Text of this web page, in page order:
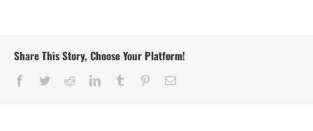
Share This Story, Choose Your Platform!
Facebook
TwitterRedditLinkedInTumblr PinterestCorreo